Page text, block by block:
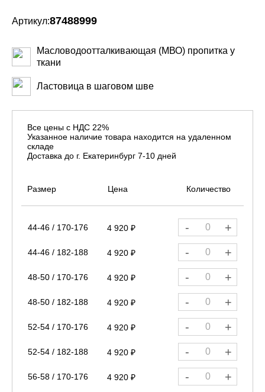
Артикул:87488999
Масловодоотталкивающая (МВО) пропитка у
ткани
Ластовица в шаговом шве
Все цены с НДС 22%
Указанное наличие товара находится на удаленном
складе
Доставка до г. Екатеринбург 7-10 дней
Размер Цена Количество
44-46 / 170-176 4 920 ₽ - +
44-46 / 182-188 4 920 ₽ - +
48-50 / 170-176 4 920 ₽ - +
48-50 / 182-188 4 920 ₽ - +
52-54 / 170-176 4 920 ₽ - +
52-54 / 182-188 4 920 ₽ - +
56-58 / 170-176 4 920 ₽ - +